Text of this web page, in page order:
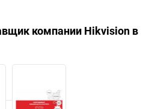
компании Hikvision в